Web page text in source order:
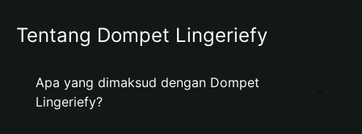
Tentang Dompet Lingeriefy
Apa yang dimaksud dengan Dompet
Lingeriefy?